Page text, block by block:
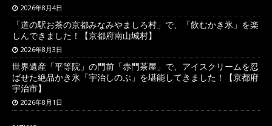
2026年8月4日
「道の駅お茶の京都みなみやましろ村」で、「飲むかき氷」を楽
しんできました！【京都府南山城村】
2026年8月3日
世界遺産「平等院」の門前「赤門茶屋」で、アイスクリームを忍
ばせた絶品かき氷「宇治しのぶ」を堪能してきました！【京都府
宇治市】
2026年8月1日